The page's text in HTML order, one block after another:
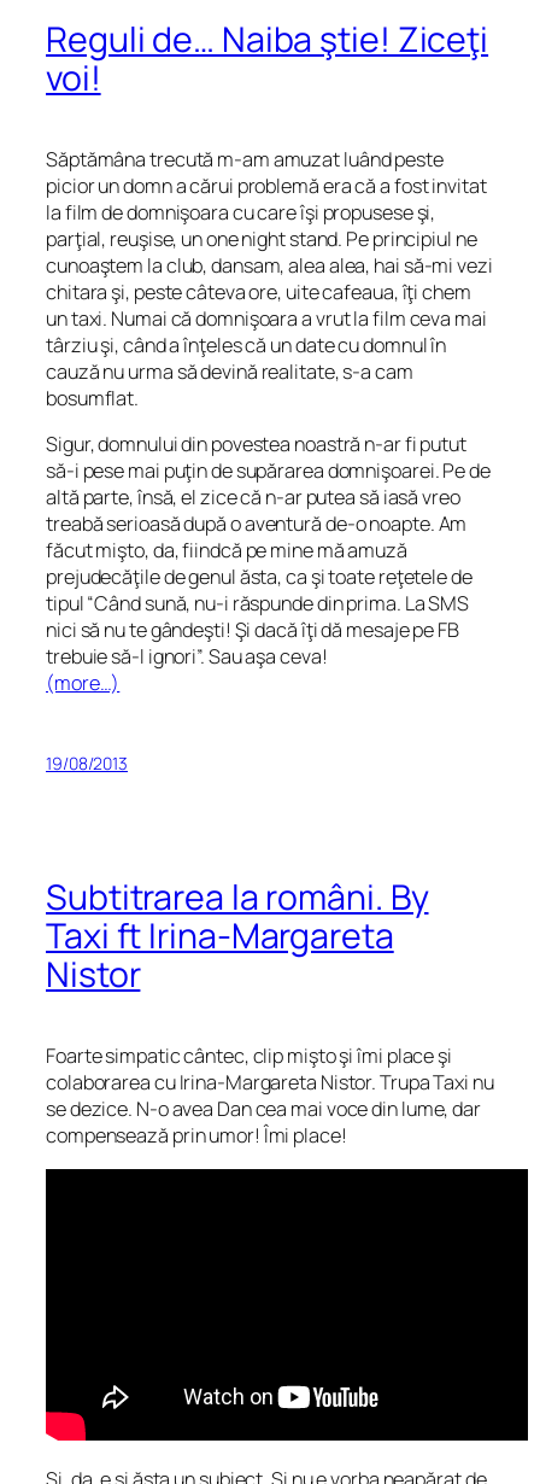
Reguli de… Naiba ştie! Ziceţi
voi!
Săptămâna trecută m-am amuzat luând peste
picior un domn a cărui problemă era că a fost invitat
la film de domnişoara cu care îşi propusese şi,
parţial, reuşise, un one night stand. Pe principiul ne
cunoaştem la club, dansam, alea alea, hai să-mi vezi
chitara şi, peste câteva ore, uite cafeaua, îţi chem
un taxi. Numai că domnişoara a vrut la film ceva mai
târziu şi, când a înţeles că undatecu domnul în
cauză nu urma să devină realitate, s-a cam
bosumflat.
Sigur, domnului din povestea noastră n-ar fi putut
să-i pese mai puţin de supărarea domnişoarei. Pe de
altă parte, însă, el zice că n-ar putea să iasă vreo
treabăserioasădupă o aventură de-o noapte. Am
făcut mişto, da, fiindcă pe mine mă amuză
prejudecăţile de genul ăsta, ca şi toate reţetele de
tipul “Când sună, nu-i răspunde din prima. La SMS
nici să nu te gândeşti! Şi dacă îţi dă mesaje pe FB
trebuie să-l ignori”. Sau aşa ceva!
(more…)
19/08/2013
Subtitrarea la români. By
Taxi ft Irina-Margareta
Nistor
Foarte simpatic cântec, clip mişto şi îmi place şi
colaborarea cu Irina-Margareta Nistor. Trupa Taxi nu
se dezice. N-o avea Dan cea mai voce din lume, dar
compensează prin umor! Îmi place!